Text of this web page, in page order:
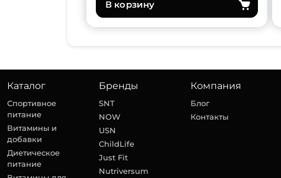
В корзину
Каталог
Спортивное
питание
Витамины и
добавки
Диетическое
питание
Бренды
SNT
NOW
USN
ChildLife
Just Fit
Nutriversum
Компания
Блог
Контакты